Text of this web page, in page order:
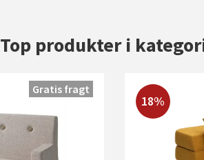
Top produkter i
Gratis fragt
18%